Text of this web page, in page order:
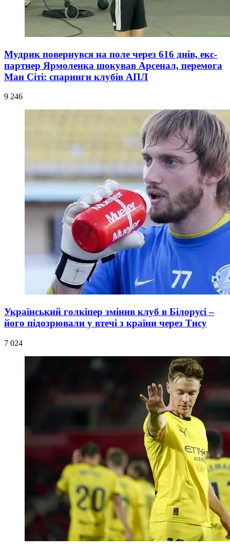
Мудрик повернувся на поле через 616 днів, екс-
партнер Ярмоленка шокував Арсенал, перемога
Ман Сіті: спаринги клубів АПЛ
9 246
Український голкіпер змінив клуб в Білорусі –
його підозрювали у втечі з країни через Тису
7 024